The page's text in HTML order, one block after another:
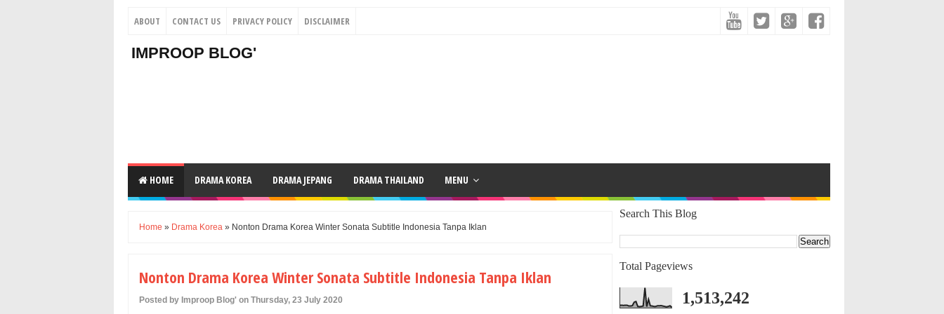
ABOUT CONTACT US PRIVACY POLICY DISCLAIMER
IMPROOP BLOG'
HOME DRAMA KOREA DRAMA JEPANG DRAMA THAILAND MENU
Home » Drama Korea » Nonton Drama Korea Winter Sonata Subtitle Indonesia Tanpa Iklan
Nonton Drama Korea Winter Sonata Subtitle Indonesia Tanpa Iklan
Posted by Improop Blog' on Thursday, 23 July 2020
Search This Blog
Total Pageviews
1,513,242